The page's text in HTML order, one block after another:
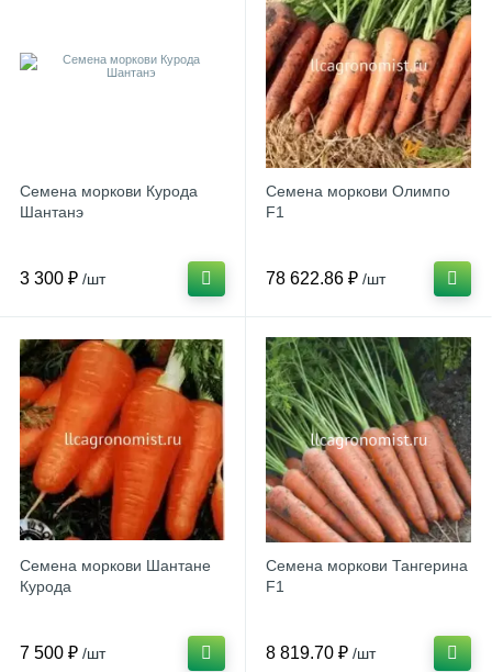
Семена моркови Курода
Шантанэ
3 300 ₽ /шт
Семена моркови Олимпо
F1
78 622.86 ₽ /шт
Семена моркови Шантане
Курода
7 500 ₽ /шт
Семена моркови Тангерина
F1
8 819.70 ₽ /шт